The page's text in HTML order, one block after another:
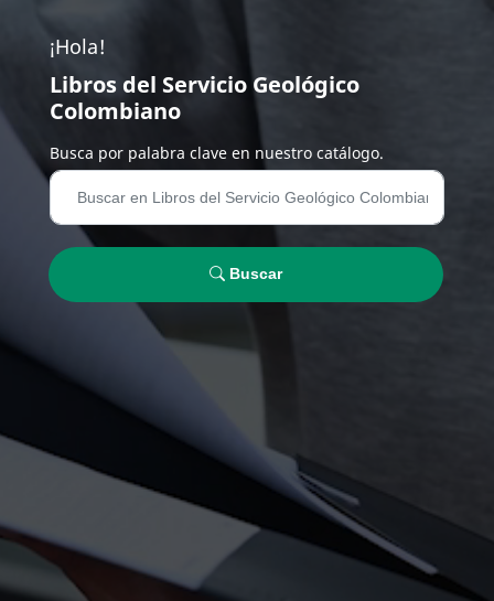
¡Hola!
Libros del Servicio Geológico
Colombiano
Busca por palabra clave en nuestro catálogo.
Buscar